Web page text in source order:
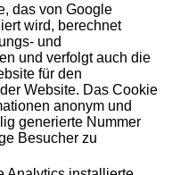
das von Google
wird, berechnet
und
und verfolgt auch die
für den
Website. Das Cookie
anonym und
generierte Nummer
Besucher zu